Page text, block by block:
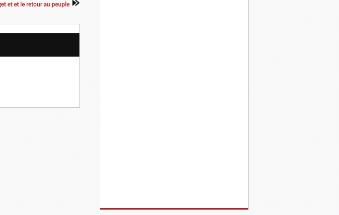
et et le retour au peuple